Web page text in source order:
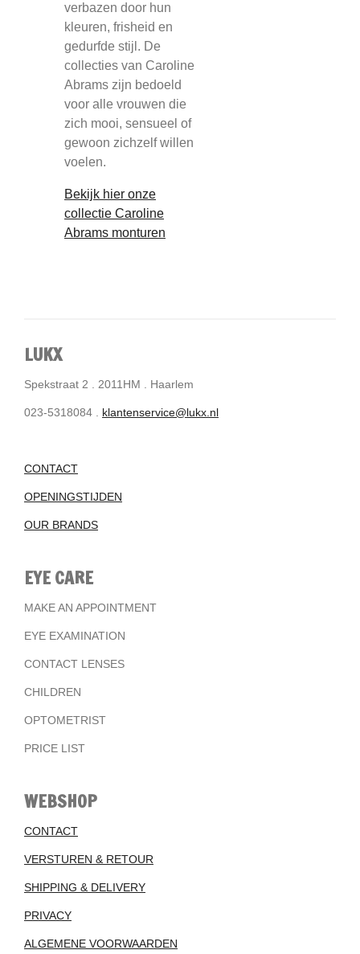
verbazen door hun
kleuren, frisheid en
gedurfde stijl. De
collecties van Caroline
Abrams zijn bedoeld
voor alle vrouwen die
zich mooi, sensueel of
gewoon zichzelf willen
voelen.
Bekijk hier onze
collectie Caroline
Abrams monturen
LUKX
Spekstraat 2 . 2011HM . Haarlem
023-5318084 . klantenservice@lukx.nl
CONTACT
OPENINGSTIJDEN
OUR BRANDS
EYE CARE
MAKE AN APPOINTMENT
EYE EXAMINATION
CONTACT LENSES
CHILDREN
OPTOMETRIST
PRICE LIST
WEBSHOP
CONTACT
VERSTUREN & RETOUR
SHIPPING & DELIVERY
PRIVACY
ALGEMENE VOORWAARDEN